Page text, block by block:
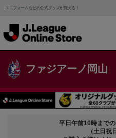
ユニフォームなどの公式グッズが買える！
ファジアーノ岡山
平日午前10時までの
（土日祝